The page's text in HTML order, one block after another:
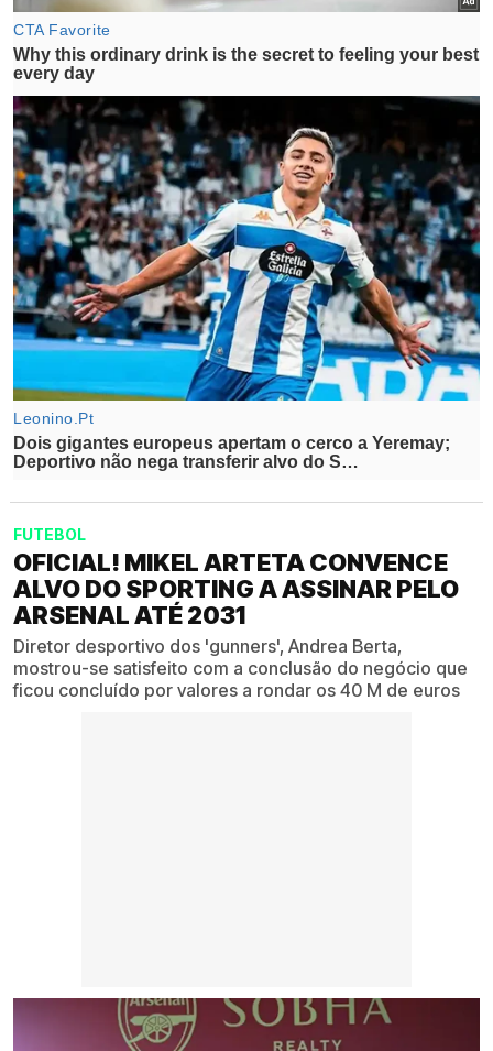
FUTEBOL
OFICIAL! MIKEL ARTETA CONVENCE
ALVO DO SPORTING A ASSINAR PELO
ARSENAL ATÉ 2031
Diretor desportivo dos 'gunners', Andrea Berta,
mostrou-se satisfeito com a conclusão do negócio que
ficou concluído por valores a rondar os 40 M de euros